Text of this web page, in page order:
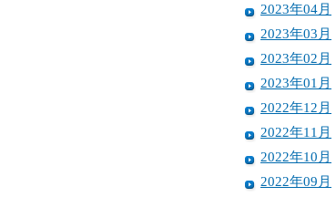
2023年04月
2023年03月
2023年02月
2023年01月
2022年12月
2022年11月
2022年10月
2022年09月